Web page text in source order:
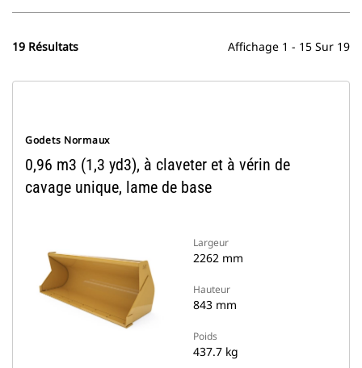
19 Résultats Affichage 1 - 15 Sur 19
Godets Normaux
0,96 m3 (1,3 yd3), à claveter et à vérin de
cavage unique, lame de base
Largeur
2262 mm
Hauteur
843 mm
Poids
437.7 kg